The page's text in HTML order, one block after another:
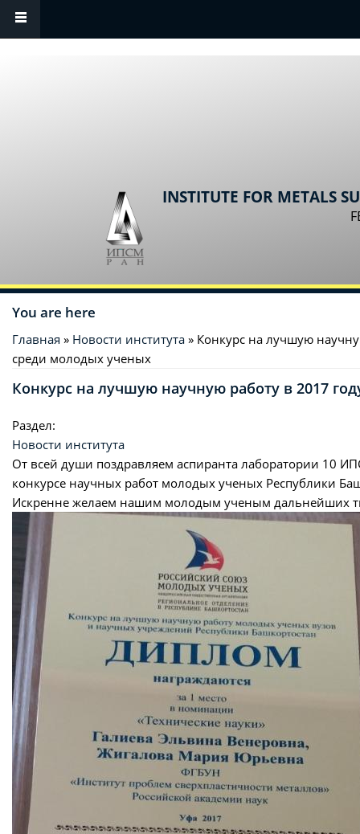
Skip to main content
INSTITUTE FOR METALS
You are here
Главная » Новости института » Конкурс на лучшую
среди молодых ученых
Конкурс на лучшую научную работу в 2017
Раздел:
Новости института
От всей души поздравляем аспиранта лаборатории 10
конкурсе научных работ молодых ученых Республики
Искренне желаем нашим молодым ученым дальнейших